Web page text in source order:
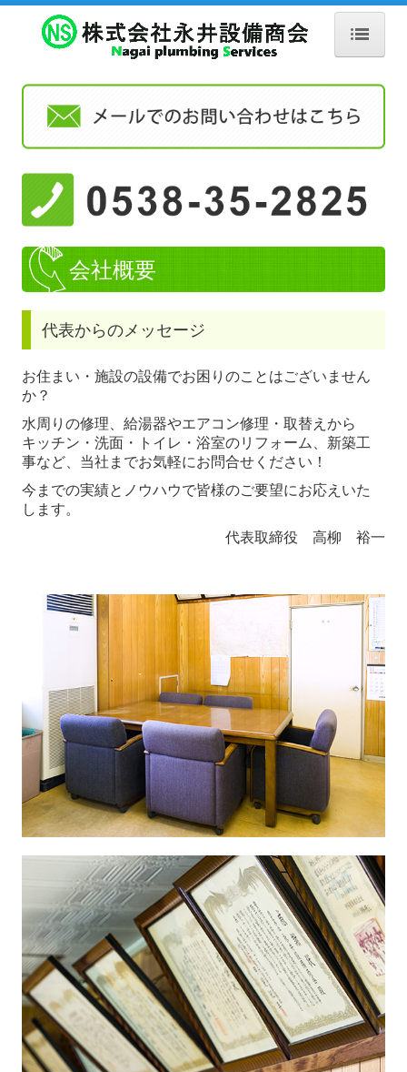
水漏れでお困りの方へ
業務内容
施工事例（リフォーム）
施工事例（一般のお客様）
施工事例（公共工事 機械設備工事）
施工事例（公共工事 土木工事）
会社概要
プライバシーポリシー
採用情報
会社概要
代表からのメッセージ
お住まい・施設の設備でお困りのことはございません
か？
水周りの修理、給湯器やエアコン修理・取替えから
キッチン・洗面・トイレ・浴室のリフォーム、新築工
事など、 当社までお気軽にお問合せください！
今までの実績とノウハウで皆様のご要望にお応えいた
します。
代表取締役 高柳 裕一